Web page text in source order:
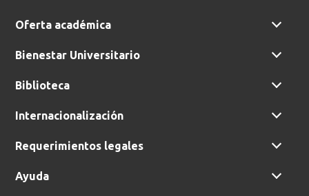
Oferta académica
Bienestar Universitario
Biblioteca
Internacionalización
Requerimientos legales
Ayuda